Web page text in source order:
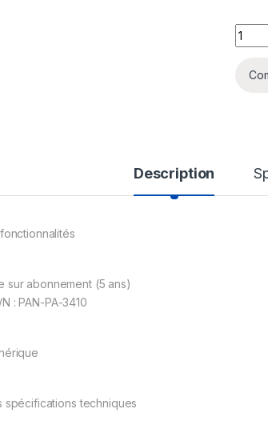
Palo
Description
sur abonnement (5 ans)
: PAN-PA-3410
spécifications techniques